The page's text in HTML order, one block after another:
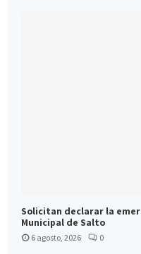
Solicitan declarar la
Municipal de Salto
6 agosto, 2026 0